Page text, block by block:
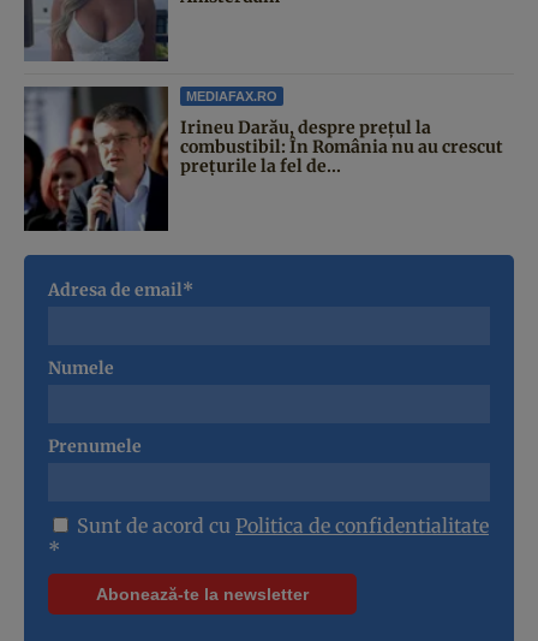
MEDIAFAX.RO
Irineu Darău, despre prețul la
combustibil: În România nu au crescut
prețurile la fel de...
Adresa de email*
Numele
Prenumele
Sunt de acord cu Politica de confidentialitate
*